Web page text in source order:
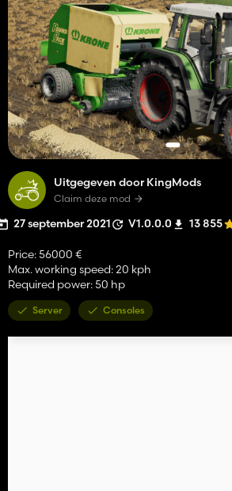
Uitgegeven door KingMods
Claim deze mod
27 september 2021 V1.0.0.0 13 855
Price: 56000 €
Max. working speed: 20 kph
Required power: 50 hp
Server Consoles